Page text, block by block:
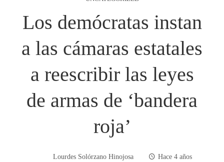
Los demócratas instan
a las cámaras estatales
a reescribir las leyes
de armas de ‘bandera
roja’
Lourdes Solórzano Hinojosa Hace 4 años